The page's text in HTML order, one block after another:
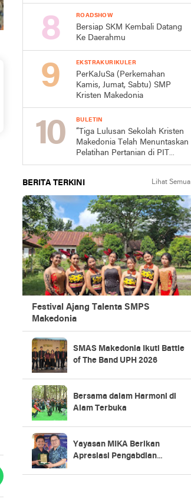
ROADSHOW
Bersiap SKM Kembali Datang
Ke Daerahmu
EKSTRAKURIKULER
PerKaJuSa (Perkemahan
Kamis, Jumat, Sabtu) SMP
Kristen Makedonia
BULETIN
“Tiga Lulusan Sekolah Kristen
Makedonia Telah Menuntaskan
Pelatihan Pertanian di PIT
Mojokerto”
BERITA TERKINI Lihat Semua
Festival Ajang Talenta SMPS
Makedonia
SMAS Makedonia Ikuti Battle
of The Band UPH 2026
Bersama dalam Harmoni di
Alam Terbuka
Yayasan MIKA Berikan
Apresiasi Pengabdian